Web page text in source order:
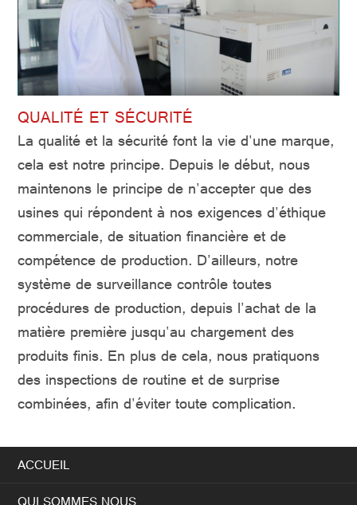
QUALITÉ ET SÉCURITÉ
La qualité et la sécurité font la vie d'une marque,
cela est notre principe. Depuis le début, nous
maintenons le principe de n'accepter que des
usines qui répondent à nos exigences d'éthique
commerciale, de situation financière et de
compétence de production. D'ailleurs, notre
système de surveillance contrôle toutes
procédures de production, depuis l'achat de la
matière première jusqu'au chargement des
produits finis. En plus de cela, nous pratiquons
des inspections de routine et de surprise
combinées, afin d'éviter toute complication.
ACCUEIL